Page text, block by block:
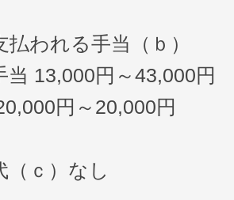
払われる手当（ｂ）
当 13,000円～43,000円
円～20,000円
（ｃ）なし